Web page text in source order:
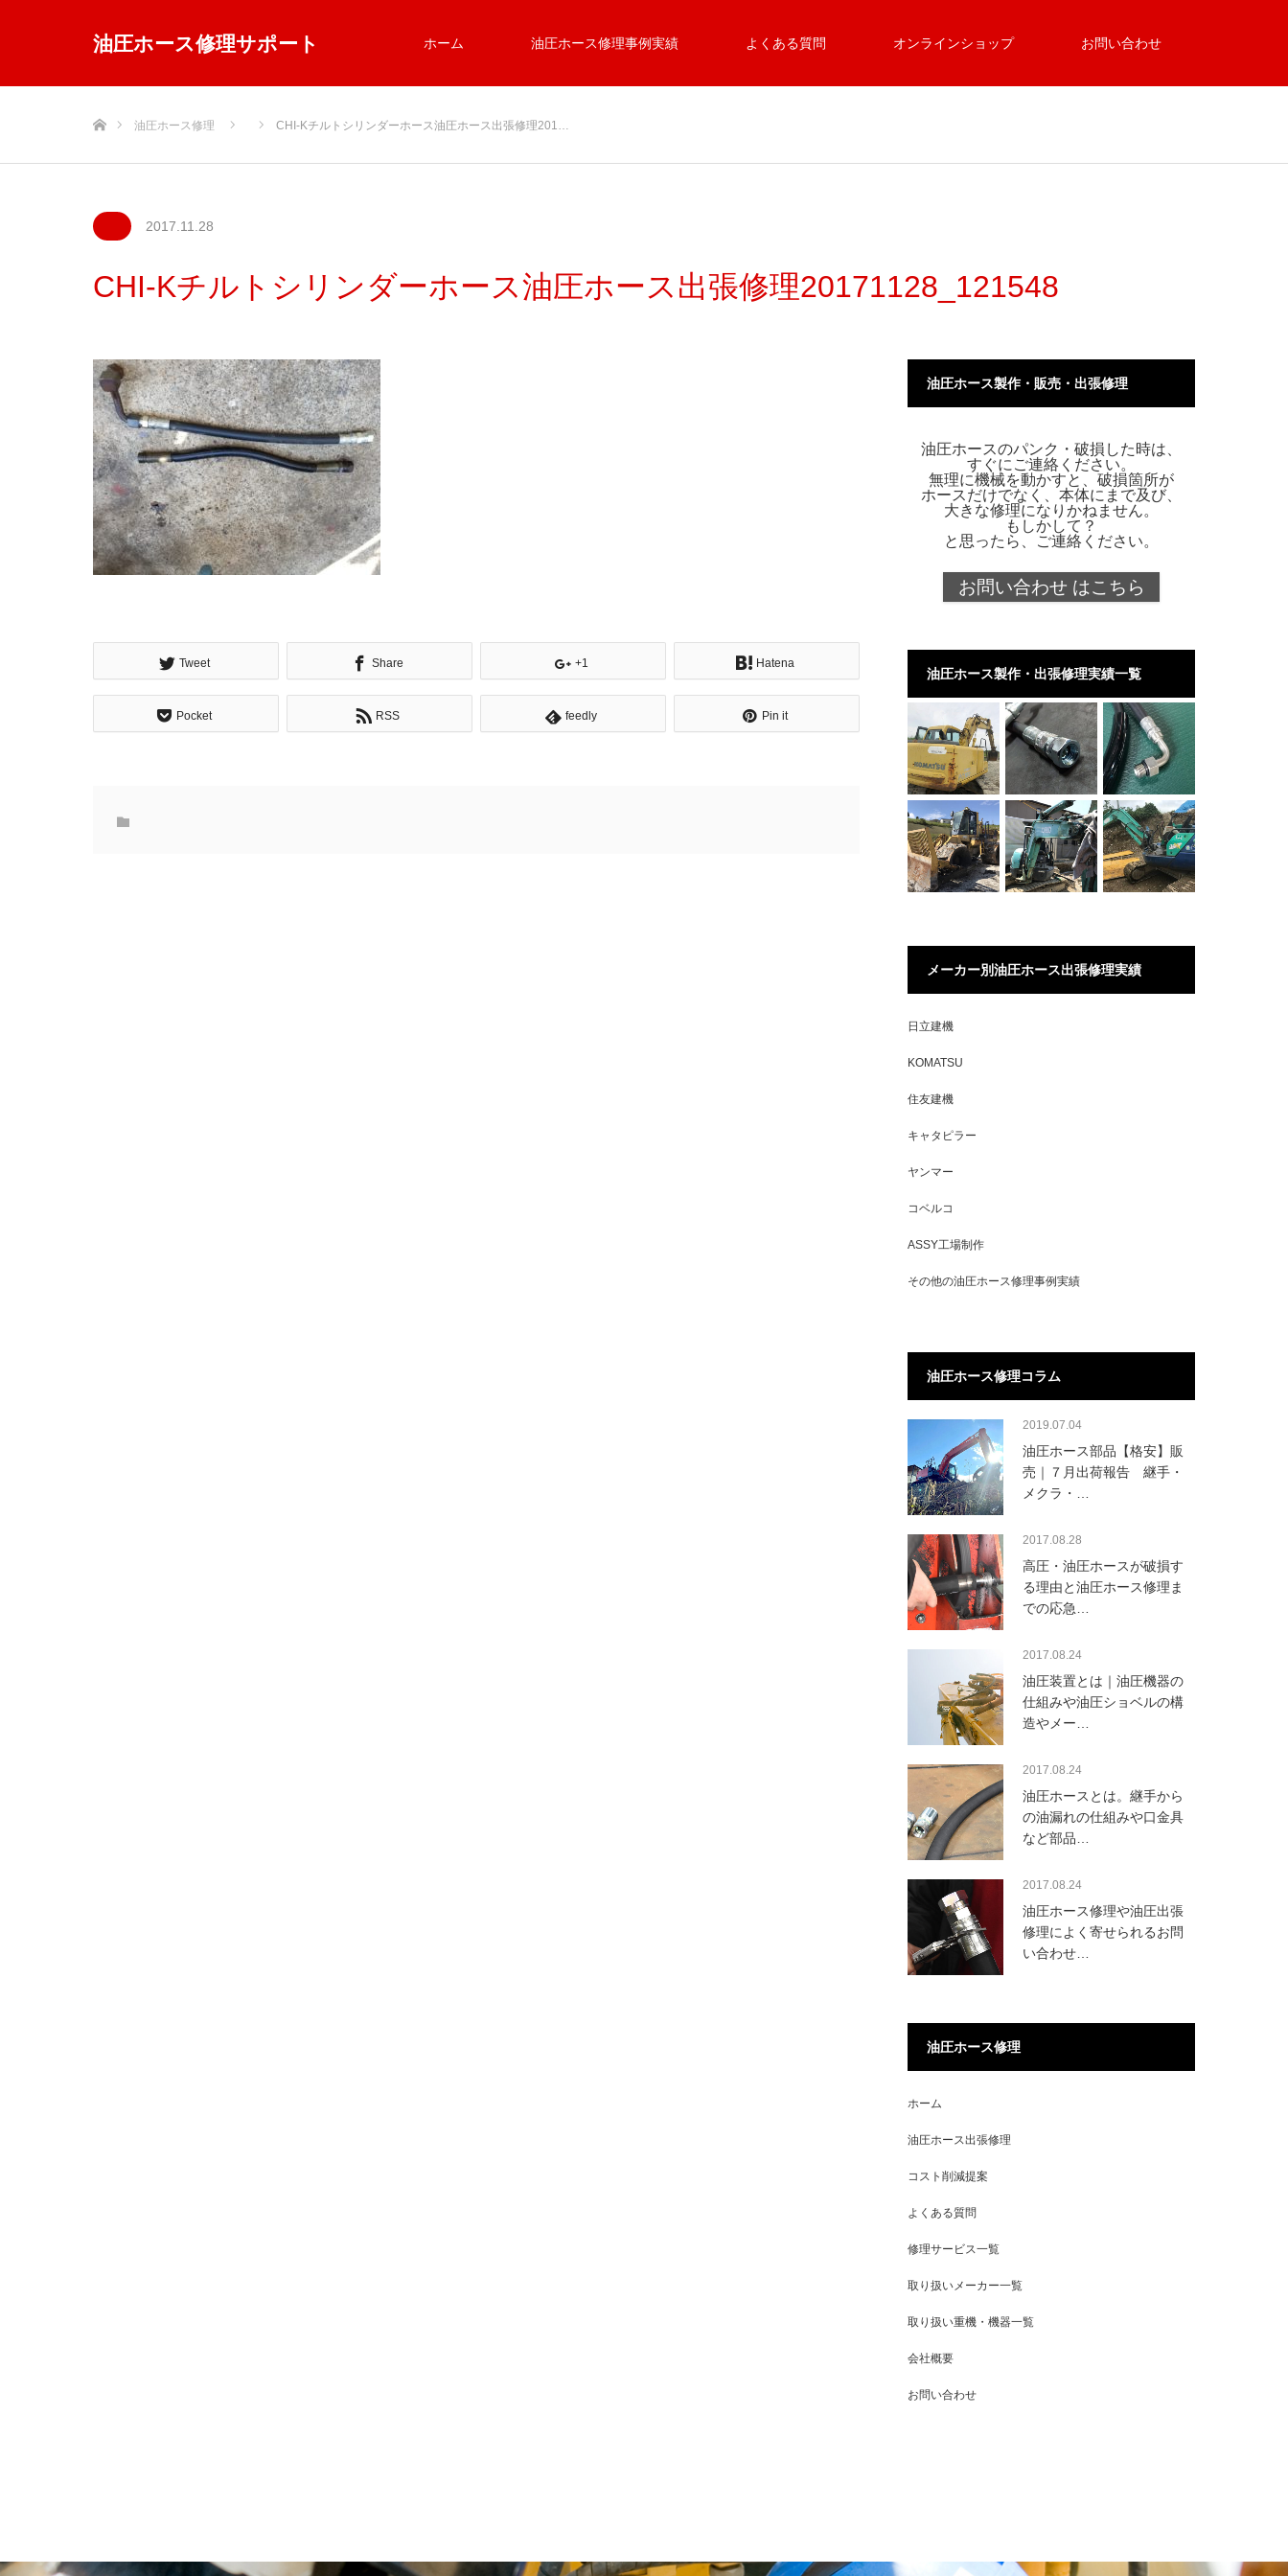
油圧ホース修理サポート ホーム 油圧ホース修理事例実績 よくある質問 オンラインショップ お問い合わせ
油圧ホース修理 CHI-Kチルトシリンダーホース油圧ホース出張修理201…
2017.11.28
CHI-Kチルトシリンダーホース油圧ホース出張修理20171128_121548
Tweet Share +1 Hatena
Pocket RSS feedly Pin it
油圧ホース製作・販売・出張修理
油圧ホースのパンク・破損した時は、
すぐにご連絡ください。
無理に機械を動かすと、破損箇所が
ホースだけでなく、本体にまで及び、
大きな修理になりかねません。
もしかして？
と思ったら、ご連絡ください。
お問い合わせ はこちら
油圧ホース製作・出張修理実績一覧
メーカー別油圧ホース出張修理実績
日立建機
KOMATSU
住友建機
キャタピラー
ヤンマー
コベルコ
ASSY工場制作
その他の油圧ホース修理事例実績
油圧ホース修理コラム
2019.07.04
油圧ホース部品【格安】販
売｜７月出荷報告 継手・
メクラ・…
2017.08.28
高圧・油圧ホースが破損す
る理由と油圧ホース修理ま
での応急…
2017.08.24
油圧装置とは｜油圧機器の
仕組みや油圧ショベルの構
造やメー…
2017.08.24
油圧ホースとは。継手から
の油漏れの仕組みや口金具
など部品…
2017.08.24
油圧ホース修理や油圧出張
修理によく寄せられるお問
い合わせ…
油圧ホース修理
ホーム
油圧ホース出張修理
コスト削減提案
よくある質問
修理サービス一覧
取り扱いメーカー一覧
取り扱い重機・機器一覧
会社概要
お問い合わせ